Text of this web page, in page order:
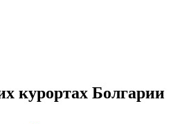
курортах Болгарии